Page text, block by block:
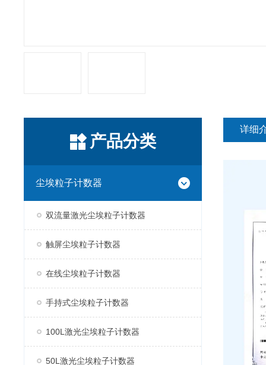
产品分类
尘埃粒子计数器
双流量激光尘埃粒子计数器
触屏尘埃粒子计数器
在线尘埃粒子计数器
手持式尘埃粒子计数器
100L激光尘埃粒子计数器
50L激光尘埃粒子计数器
详细